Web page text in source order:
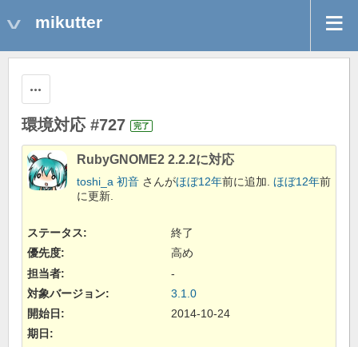
mikutter
環境対応 #727 完了
RubyGNOME2 2.2.2に対応
toshi_a 初音 さんがほぼ12年前に追加. ほぼ12年前
に更新.
ステータス:
終了
優先度:
高め
担当者:
-
対象バージョン:
3.1.0
開始日:
2014-10-24
期日: